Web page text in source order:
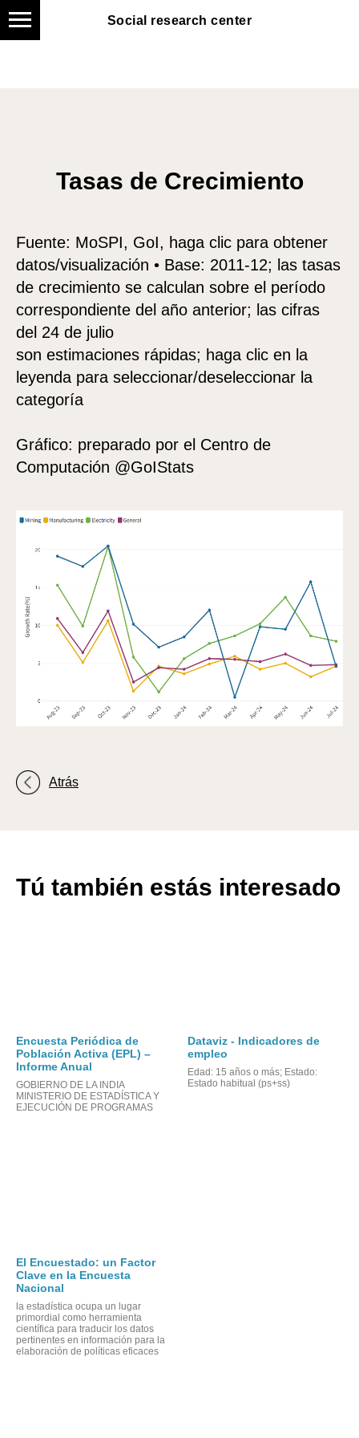
Social research center
Social research center
Tasas de Crecimiento
Fuente: MoSPI, GoI, haga clic para obtener
datos/visualización • Base: 2011-12; las tasas
de crecimiento se calculan sobre el período
correspondiente del año anterior; las cifras
del 24 de julio
son estimaciones rápidas; haga clic en la
leyenda para seleccionar/deseleccionar la
categoría
Gráfico: preparado por el Centro de
Computación @GoIStats
Atrás
Tú también estás interesado
Encuesta Periódica de
Población Activa (EPL) –
Informe Anual
GOBIERNO DE LA INDIA
MINISTERIO DE ESTADÍSTICA Y
EJECUCIÓN DE PROGRAMAS
Dataviz - Indicadores de
empleo
Edad: 15 años o más; Estado:
Estado habitual (ps+ss)
El Encuestado: un Factor
Clave en la Encuesta
Nacional
la estadística ocupa un lugar
primordial como herramienta
científica para traducir los datos
pertinentes en información para la
elaboración de políticas eficaces